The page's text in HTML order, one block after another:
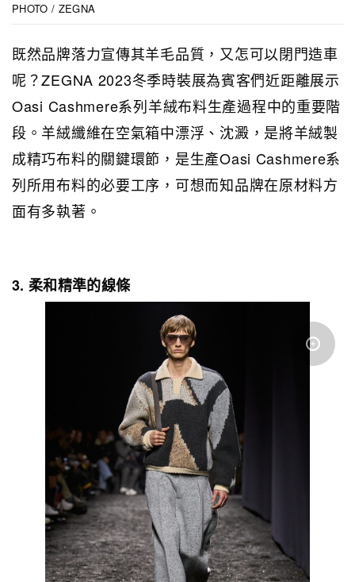
PHOTO / ZEGNA
既然品牌落力宣傳其羊毛品質，又怎可以閉門造車
呢？ZEGNA 2023冬季時裝展為賓客們近距離展示
Oasi Cashmere系列羊絨布料生產過程中的重要階
段。羊絨纖維在空氣箱中漂浮、沈澱，是將羊絨製
成精巧布料的關鍵環節，是生產Oasi Cashmere系
列所用布料的必要工序，可想而知品牌在原材料方
面有多執著。
3. 柔和精準的線條